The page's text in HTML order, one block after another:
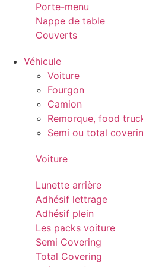
Porte-menu
Nappe de table
Couverts
Véhicule
Voiture
Fourgon
Camion
Remorque, food
Semi ou total
Voiture
Lunette arrière
Adhésif lettrage
Adhésif plein
Les packs voiture
Semi Covering
Total Covering